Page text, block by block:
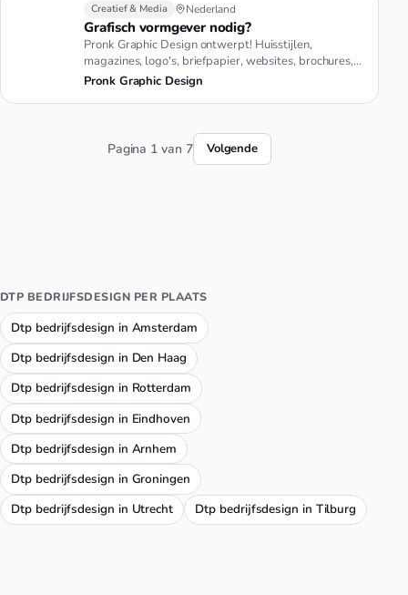
Creatief & Media Nederland
Grafisch vormgever nodig?
Pronk Graphic Design ontwerpt! Huisstijlen,
magazines, logo's, briefpapier, websites, brochures,
unieke geboortekaartjes…
Pronk Graphic Design
Pagina 1 van 7 Volgende
DTP BEDRIJFSDESIGN PER PLAATS
Dtp bedrijfsdesign in Amsterdam
Dtp bedrijfsdesign in Den Haag
Dtp bedrijfsdesign in Rotterdam
Dtp bedrijfsdesign in Eindhoven
Dtp bedrijfsdesign in Arnhem
Dtp bedrijfsdesign in Groningen
Dtp bedrijfsdesign in Utrecht
Dtp bedrijfsdesign in Tilburg